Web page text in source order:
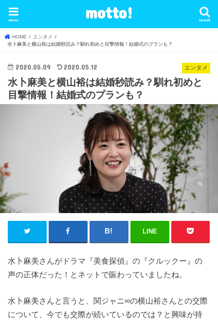
motto! search
menu
HOME
エンタメ
水卜麻美と横山裕は結婚秒読み？馴れ初めと目撃情報！結婚式のプランも？
エンタメ
2020.05.09 2020.05.12
水卜麻美と横山裕は結婚秒読み？馴れ初めと
目撃情報！結婚式のプランも？
LINE
水卜麻美さんがドラマ『美食探偵』の『クルックー』の
声の正体だった！とネットで賑わっていましたね。
水卜麻美さんと言うと、関ジャニ∞の横山裕さんとの交際
について、今でも交際が続いているのでは？と興味が持